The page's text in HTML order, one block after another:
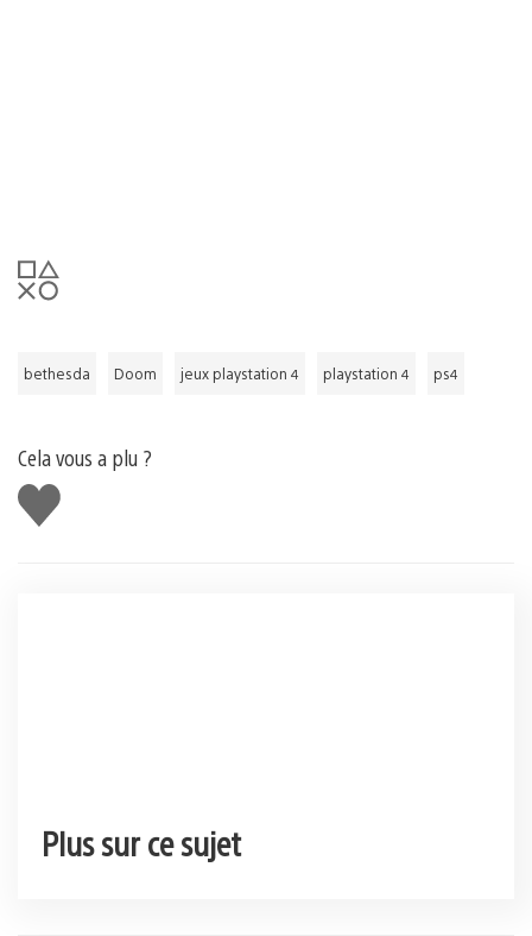
bethesda Doom jeux playstation 4 playstation 4 ps4
Cela vous a plu ?
J'aime
Plus sur ce sujet